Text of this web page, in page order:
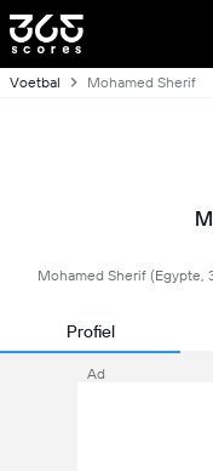
Voetbal Mohamed Sherif
Mohamed Sherif (Egypte,
Profiel
Ad